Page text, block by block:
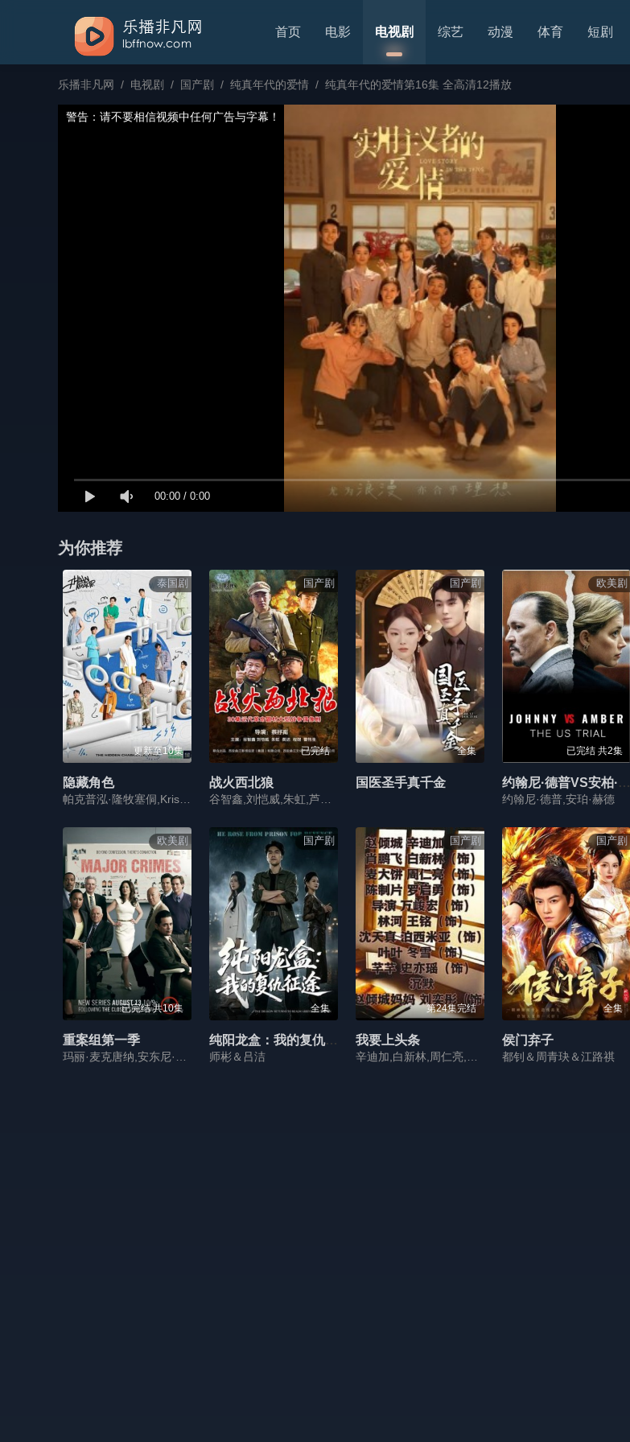
首页 电影 电视剧 综艺 动漫 体育 短剧
乐播非凡网 / 电视剧 / 国产剧 / 纯真年代的爱情 / 纯真年代的爱情第16集 全高清12播放
00:00 / 0:00
警告：请不要相信视频中任何广告与字幕！
为你推荐
泰国剧
更新至10集
隐藏角色
国产剧
已完结
战火西北狼
国产剧
全集
国医圣手真千金
欧美剧
已完结 共2集
约翰尼·德普VS安柏·赫德：美国篇 第一季
约翰尼·德普,安珀·赫德
欧美剧
已完结 共10集
重案组第一季
国产剧
全集
纯阳龙盒：我的复仇征途
师彬＆吕洁
国产剧
第24集完结
我要上头条
国产剧
全集
侯门弃子
都钊＆周青玦＆江路祺